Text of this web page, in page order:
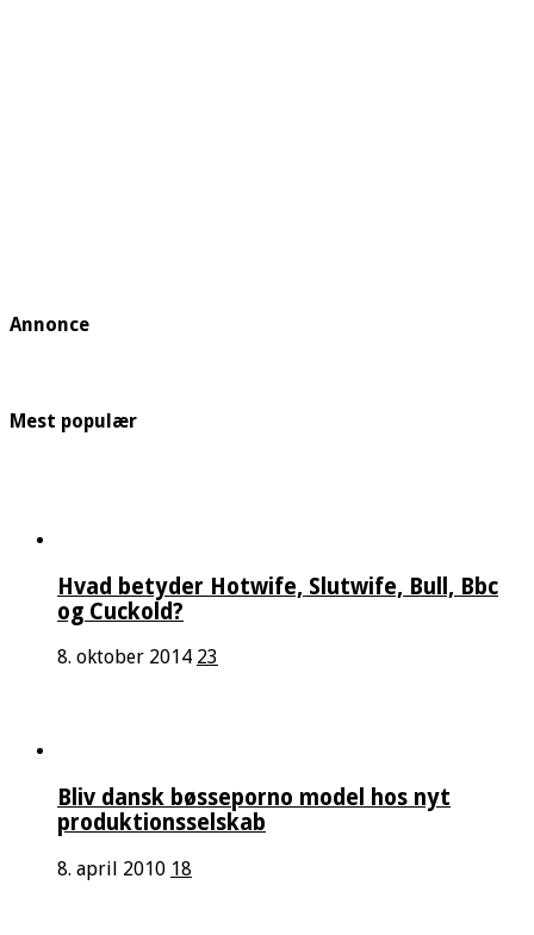
Annonce
Mest populær
Hvad betyder Hotwife, Slutwife, Bull, Bbc
og Cuckold?
8. oktober 2014 23
Bliv dansk bøsseporno model hos nyt
produktionsselskab
8. april 2010 18